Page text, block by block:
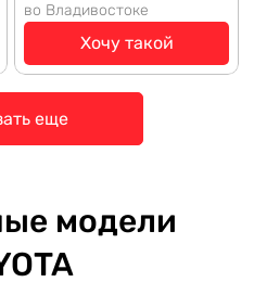
во Владивостоке
Хочу такой
еще
модели